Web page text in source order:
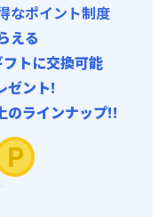
なポイント制度
える
フトに交換可能
ゼント!
のラインナップ!!